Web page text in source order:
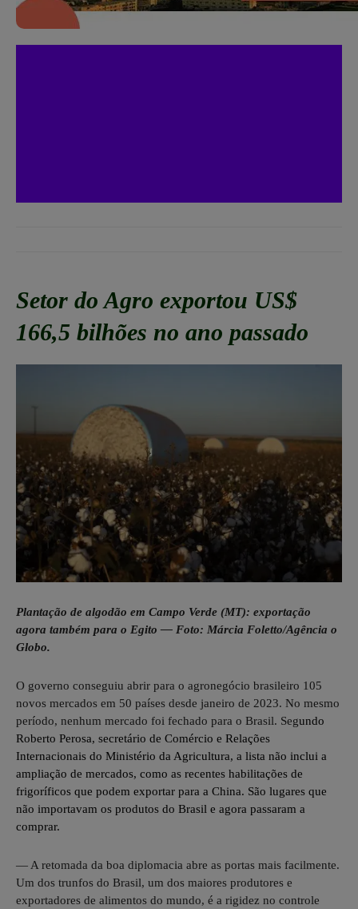
Setor do Agro exportou US$
166,5 bilhões no ano passado
Plantação de algodão em Campo Verde (MT): exportação
agora também para o Egito — Foto: Márcia Foletto/Agência o
Globo.
O governo conseguiu abrir para o agronegócio brasileiro 105
novos mercados em 50 países desde janeiro de 2023. No mesmo
período, nenhum mercado foi fechado para o Brasil. Segundo
Roberto Perosa, secretário de Comércio e Relações
Internacionais do Ministério da Agricultura, a lista não inclui a
ampliação de mercados, como as recentes habilitações de
frigoríficos que podem exportar para a China. São lugares que
não importavam os produtos do Brasil e agora passaram a
comprar.
— A retomada da boa diplomacia abre as portas mais facilmente.
Um dos trunfos do Brasil, um dos maiores produtores e
exportadores de alimentos do mundo, é a rigidez no controle